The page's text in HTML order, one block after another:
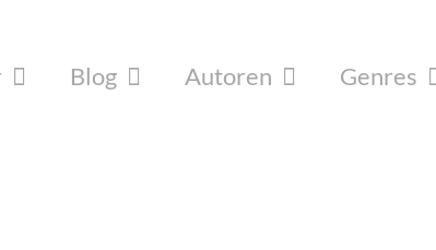
Blog Autoren Genres